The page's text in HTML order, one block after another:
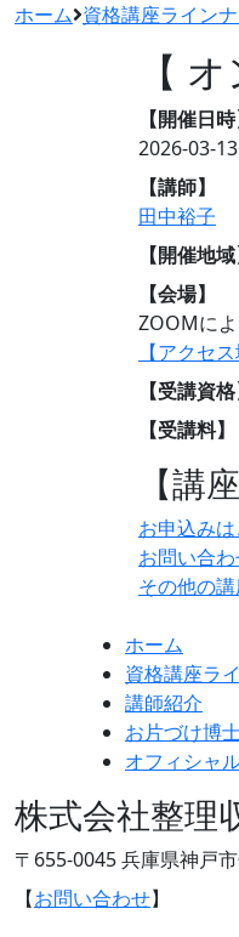
ホーム 資格講座ライン
【
【開催日時
2026-03-
【講師】
田中裕子
【開催地域
【会場】
ZOOMに
【アクセ
【受講資格
【受講料】
【講
お申込み
お問い合
その他の
ホーム
資格講座ラ
講師紹介
お片づけ博
オフィシャ
株式会社整理
〒655-0045 兵庫県神戸
【お問い合わせ】